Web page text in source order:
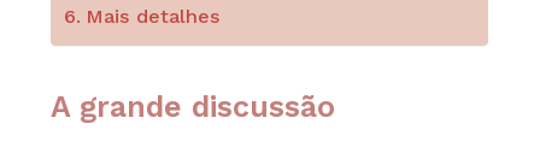
Mais detalhes
A grande discussão